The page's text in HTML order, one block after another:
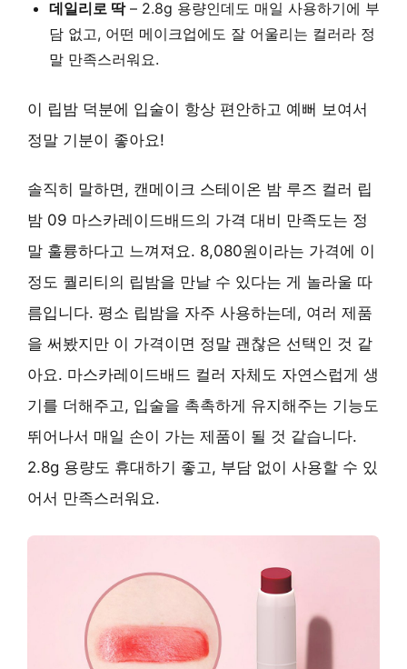
데일리로 딱– 2.8g 용량인데도 매일 사용하기에 부
담 없고, 어떤 메이크업에도 잘 어울리는 컬러라 정
말 만족스러워요.
이 립밤 덕분에 입술이 항상 편안하고 예뻐 보여서
정말 기분이 좋아요!
솔직히 말하면, 캔메이크 스테이온 밤 루즈 컬러 립
밤 09 마스카레이드배드의 가격 대비 만족도는 정
말 훌륭하다고 느껴져요. 8,080원이라는 가격에 이
정도 퀄리티의 립밤을 만날 수 있다는 게 놀라울 따
름입니다. 평소 립밤을 자주 사용하는데, 여러 제품
을 써봤지만 이 가격이면 정말 괜찮은 선택인 것 같
아요. 마스카레이드배드 컬러 자체도 자연스럽게 생
기를 더해주고, 입술을 촉촉하게 유지해주는 기능도
뛰어나서 매일 손이 가는 제품이 될 것 같습니다.
2.8g 용량도 휴대하기 좋고, 부담 없이 사용할 수 있
어서 만족스러워요.